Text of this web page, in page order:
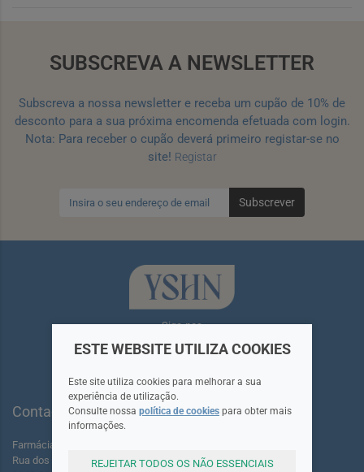
SUBSCREVA A NEWSLETTER
Subscreva a nossa newsletter e receba um cupão de 10% de
desconto para a sua próxima encomenda efetuada com login.
Nota: Para receber o cupão deverá primeiro registar-se no
site! Registar
Subscrever
Siga-nos
Contactos
Farmácia dos Foros de Amora Lda.
Rua dos Foros Amora 220 A-B
ESTE WEBSITE UTILIZA COOKIES
Este site utiliza cookies para melhorar a sua
experiência de utilização.
Consulte nossa política de cookies para obter mais
informações.
REJEITAR TODOS OS NÃO ESSENCIAIS